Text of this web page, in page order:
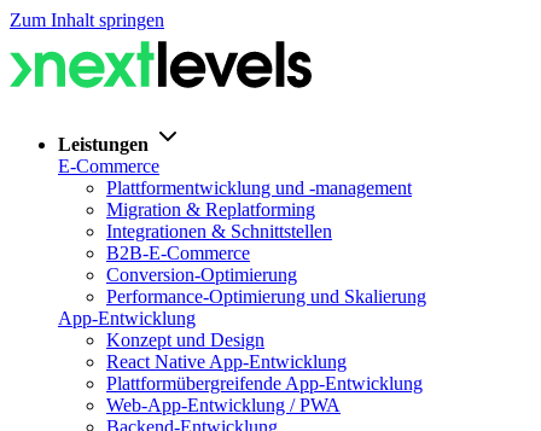
Zum Inhalt springen
Leistungen
E-Commerce
Plattformentwicklung und -management
Migration & Replatforming
Integrationen & Schnittstellen
B2B-E-Commerce
Conversion-Optimierung
Performance-Optimierung und Skalierung
App-Entwicklung
Konzept und Design
React Native App-Entwicklung
Plattformübergreifende App-Entwicklung
Web-App-Entwicklung / PWA
Backend-Entwicklung